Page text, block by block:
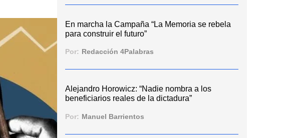
En marcha la Campaña “La Memoria se rebela
para construir el futuro”
Por: Redacción 4Palabras
Alejandro Horowicz: “Nadie nombra a los
beneficiarios reales de la dictadura”
Por: Manuel Barrientos